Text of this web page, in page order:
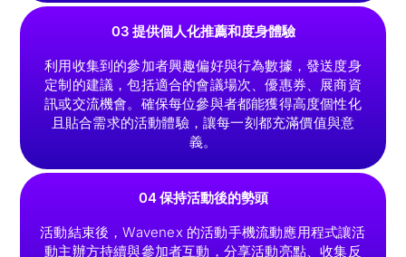
03 提供個人化推薦和度身體驗
利用收集到的參加者興趣偏好與行為數據，發送度身
定制的建議，包括適合的會議場次、優惠券、展商資
訊或交流機會。確保每位參與者都能獲得高度個性化
且貼合需求的活動體驗，讓每一刻都充滿價值與意
義。
04 保持活動後的勢頭
活動結束後，Wavenex 的活動手機流動應用程式讓活
動主辦方持續與參加者互動，分享活動亮點、收集反